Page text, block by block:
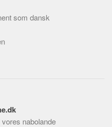
som dansk
nabolande